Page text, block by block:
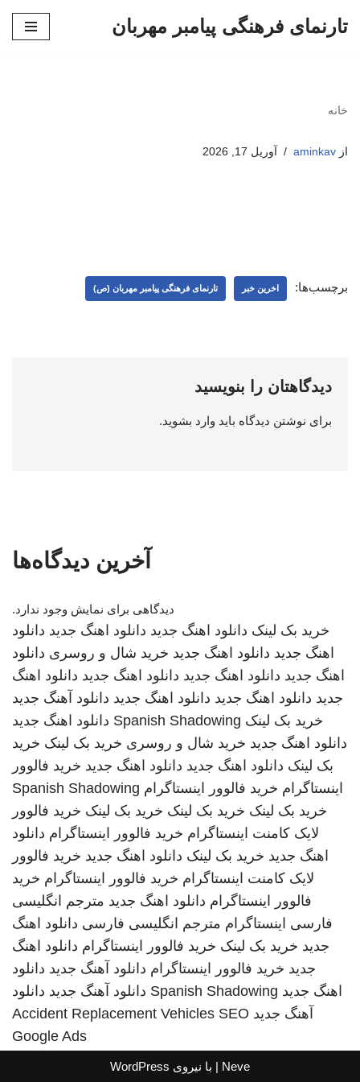
تارنمای فرهنگی پیامبر مهربان
خانه
از aminkav آوریل 17, 2026
برچسب‌ها: اخرین خبر تارنمای فرهنگی پیامبر مهربان (ص)
دیدگاهتان را بنویسید
برای نوشتن دیدگاه باید وارد بشوید.
آخرین دیدگاه‌ها
دیدگاهی برای نمایش وجود ندارد.
خرید بک لینک دانلود اهنگ جدید دانلود اهنگ جدید دانلود
اهنگ جدید دانلود اهنگ جدید خرید شال و روسری دانلود
اهنگ جدید دانلود اهنگ جدید دانلود اهنگ جدید دانلود اهنگ
جدید دانلود اهنگ جدید دانلود اهنگ جدید دانلود آهنگ جدید
خرید بک لینک Spanish Shadowing دانلود اهنگ جدید
دانلود اهنگ جدید خرید شال و روسری خرید بک لینک خرید
بک لینک دانلود اهنگ جدید دانلود اهنگ جدید خرید فالوور
اینستاگرام خرید فالوور اینستاگرام Spanish Shadowing
خرید بک لینک خرید بک لینک خرید بک لینک خرید فالوور
لایک کامنت اینستاگرام خرید فالوور اینستاگرام دانلود
اهنگ جدید خرید بک لینک دانلود اهنگ جدید خرید فالوور
لایک کامنت اینستاگرام خرید فالوور اینستاگرام خرید
فالوور اینستاگرام دانلود اهنگ جدید مترجم انگلیسی
فارسی اینستاگرام مترجم انگلیسی فارسی دانلود اهنگ
جدید خرید بک لینک خرید فالوور اینستاگرام دانلود اهنگ
جدید خرید فالوور اینستاگرام دانلود آهنگ جدید دانلود
اهنگ جدید Spanish Shadowing دانلود آهنگ جدید دانلود
آهنگ جدید
Accident Replacement Vehicles SEO
Google Ads
Neve | با نیروی WordPress